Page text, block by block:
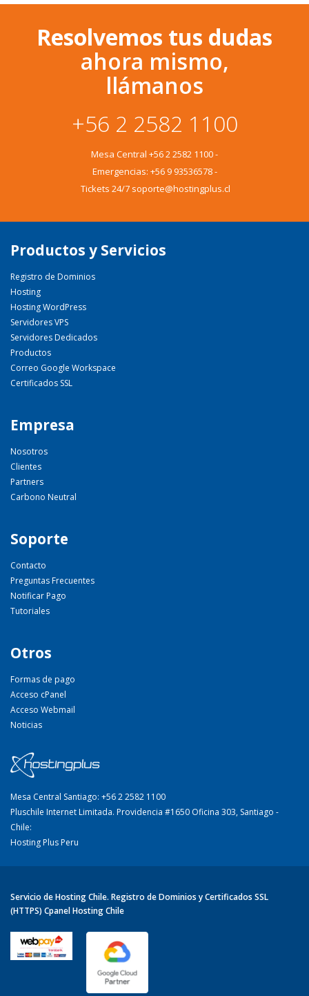
Resolvemos tus dudas
ahora mismo,
llámanos
+56 2 2582 1100
Mesa Central +56 2 2582 1100-
Emergencias: +56 9 93536578-
Tickets 24/7 soporte@hostingplus.cl
Productos y Servicios
Registro de Dominios
Hosting
Hosting WordPress
Servidores VPS
Servidores Dedicados
Productos
Correo Google Workspace
Certificados SSL
Empresa
Nosotros
Clientes
Partners
Carbono Neutral
Soporte
Contacto
Preguntas Frecuentes
Notificar Pago
Tutoriales
Otros
Formas de pago
Acceso cPanel
Acceso Webmail
Noticias
Mesa Central Santiago: +56 2 2582 1100
Pluschile Internet Limitada. Providencia #1650 Oficina 303, Santiago -
Chile:
Hosting Plus Peru
Servicio de Hosting Chile. Registro de Dominios y Certificados SSL
(HTTPS) Cpanel Hosting Chile